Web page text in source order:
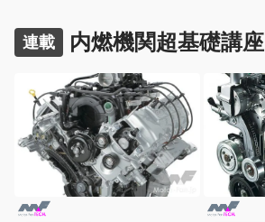
連載 内燃機関超基礎講座